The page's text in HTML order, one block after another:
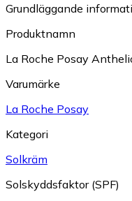
Grundläggande
Produktnamn
La Roche Posay
Varumärke
La Roche Posay
Kategori
Solkräm
Solskyddsfaktor (SPF)